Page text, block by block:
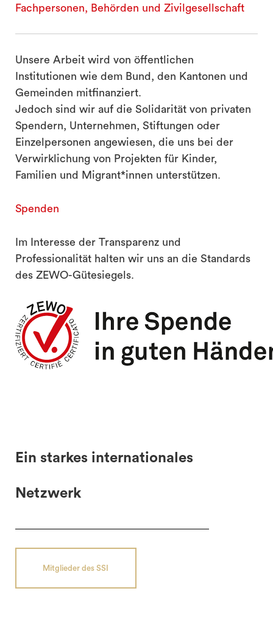
Fachpersonen, Behörden und Zivilgesellschaft
Unsere Arbeit wird von öffentlichen
Institutionen wie dem Bund, den Kantonen und
Gemeinden mitfinanziert.
Jedoch sind wir auf die Solidarität von privaten
Spendern, Unternehmen, Stiftungen oder
Einzelpersonen angewiesen, die uns bei der
Verwirklichung von Projekten für Kinder,
Familien und Migrant*innen unterstützen.
Spenden
Im Interesse der Transparenz und
Professionalität halten wir uns an die Standards
des ZEWO-Gütesiegels.
Ein starkes internationales
Netzwerk
Mitglieder des SSI